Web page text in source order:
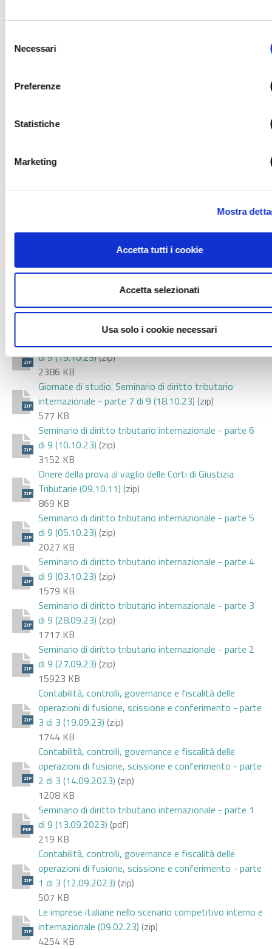
delNecessari
Preferenze
Statistiche
Marketing
Mostra
Accetta tutti i cookie
Accetta selezionati
Usa solo i cookie necessari
Download:
Seminario. I fondamenti della gestione
2023
Successione e investimenti finanziari. Il ruolo degli
ZIP
Successione e investimenti finanziari. Il ruolo degli
intermediari e dei professionisti (16.11.2023)(zip)
di 9 (23.10.23)(zip)
ZIP
di 9 (19.10.23)(zip)
2386 KB
ZIP
Giornate di studio. Seminario di diritto tributario
internazionale - parte 7 di 9 (18.10.23) (zip)
577 KB
ZIP
Seminario di diritto tributario internazionale - parte 6
di 9 (10.10.23) (zip)
3152 KB
ZIP
Onere della prova al vaglio delle Corti di Giustizia
Tributarie (09.10.11) (zip)
869 KB
ZIP
Seminario di diritto tributario internazionale - parte 5
di 9 (05.10.23) (zip)
2027 KB
ZIP
Seminario di diritto tributario internazionale - parte 4
di 9 (03.10.23) (zip)
1579 KB
ZIP
Seminario di diritto tributario internazionale - parte 3
di 9 (28.09.23) (zip)
1717 KB
ZIP
Seminario di diritto tributario internazionale - parte 2
di 9 (27.09.23) (zip)
15923 KB
ZIP
Contabilità, controlli, governance e fiscalità delle
operazioni di fusione, scissione e conferimento - parte
3 di 3 (19.09.23) (zip)
1744 KB
ZIP
Contabilità, controlli, governance e fiscalità delle
operazioni di fusione, scissione e conferimento - parte
2 di 3 (14.09.2023) (zip)
1208 KB
PDF
Seminario di diritto tributario internazionale - parte 1
di 9 (13.09.2023) (pdf)
219 KB
ZIP
Contabilità, controlli, governance e fiscalità delle
operazioni di fusione, scissione e conferimento - parte
1 di 3 (12.09.2023) (zip)
507 KB
ZIP
Le imprese italiane nello scenario competitivo interno e
internazionale (09.02.23) (zip)
4254 KB